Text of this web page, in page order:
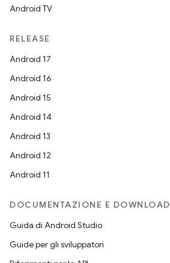
Android TV
RELEASE
Android 17
Android 16
Android 15
Android 14
Android 13
Android 12
Android 11
DOCUMENTAZIONE E DOWNLOAD
Guida di Android Studio
Guide per gli sviluppatori